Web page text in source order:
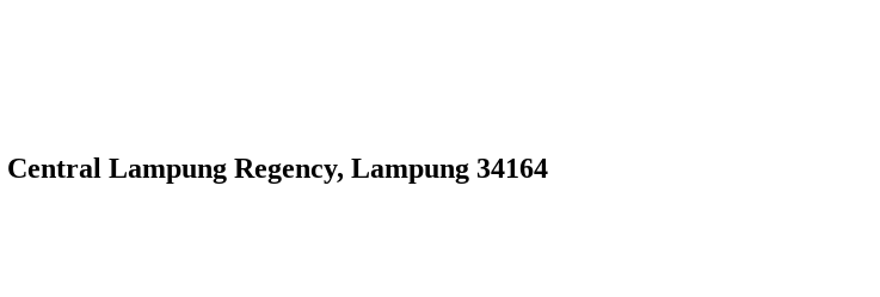
Lampung Regency, Lampung 34164